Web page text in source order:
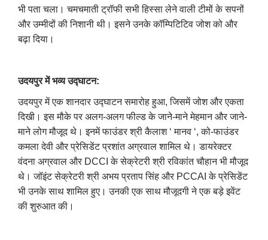
भी पता चला। चमचमाती ट्रॉफी सभी हिस्सा लेने वाली टीमों के सपनों
और उम्मीदों की निशानी थी। इसने उनके कॉम्पिटिटिव जोश को और
बढ़ा दिया।
उदयपुर में भव्य उद्घाटन:
उदयपुर में एक शानदार उद्घाटन समारोह हुआ, जिसमें जोश और एकता
दिखी। इस मौके पर अलग-अलग फील्ड के जाने-माने मेहमान और जाने-
माने लोग मौजूद थे। इनमें फाउंडर श्री कैलाश ‘ मानव ‘, को-फाउंडर
कमला देवी और प्रेसिडेंट प्रशांत अग्रवाल शामिल थे। डायरेक्टर
वंदना अग्रवाल और DCCI के सेक्रेटरी श्री रविकांत चौहान भी मौजूद
थे। जॉइंट सेक्रेटरी श्री अभय प्रताप सिंह और PCCAI के प्रेसिडेंट
भी उनके साथ शामिल हुए। उनकी एक साथ मौजूदगी ने एक बड़े इवेंट
की शुरुआत की।